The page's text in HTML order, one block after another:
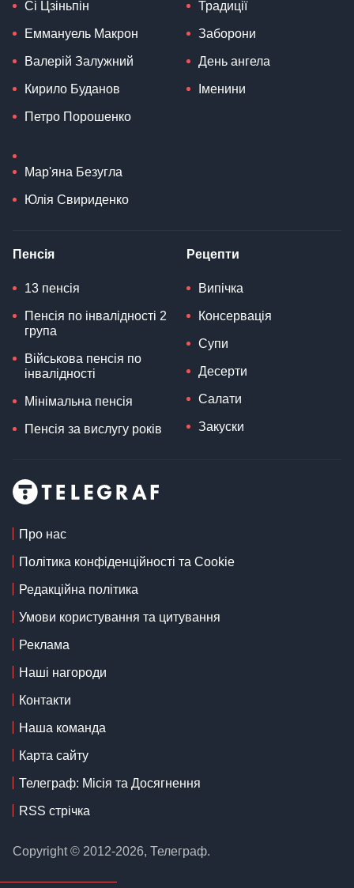
Сі Цзіньпін
Еммануель Макрон
Валерій Залужний
Кирило Буданов
Петро Порошенко
Мар'яна Безугла
Юлія Свириденко
Традиції
Заборони
День ангела
Іменини
Пенсія
13 пенсія
Пенсія по інвалідності 2
група
Військова пенсія по
інвалідності
Мінімальна пенсія
Пенсія за вислугу років
Рецепти
Випічка
Консервація
Супи
Десерти
Салати
Закуски
Про нас
Політика конфіденційності та Cookie
Редакційна політика
Умови користування та цитування
Реклама
Наші нагороди
Контакти
Наша команда
Карта сайту
Телеграф: Місія та Досягнення
RSS стрічка
Copyright © 2012-2026, Телеграф.